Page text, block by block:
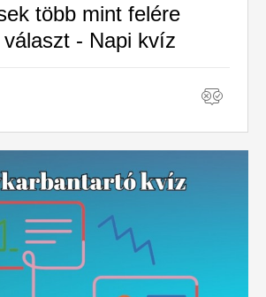
több mint felére
- Napi kvíz